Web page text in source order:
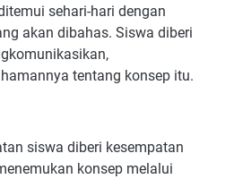
sehari-hari dengan
akan dibahas. Siswa diberi
tentang konsep itu.
siswa diberi kesempatan
konsep melalui